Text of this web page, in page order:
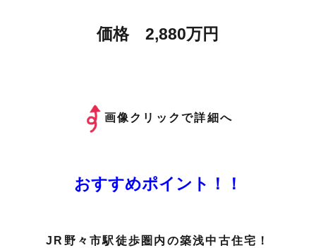
価格 2,880万円
画像クリックで詳細へ
おすすめポイント！！
JR野々市駅徒歩圏内の築浅中古住宅！